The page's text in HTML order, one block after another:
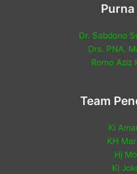
Dr. Sabdono
Drs. PNA.
Romo Aziz
Team
Ki
KH
Hj
Ki